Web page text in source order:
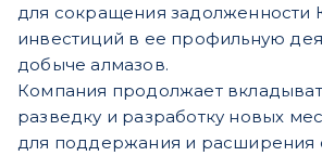
для сокращения задолженности
инвестиций в ее профильную
добыче алмазов.
Компания продолжает
разведку и разработку новых
для поддержания и расширения